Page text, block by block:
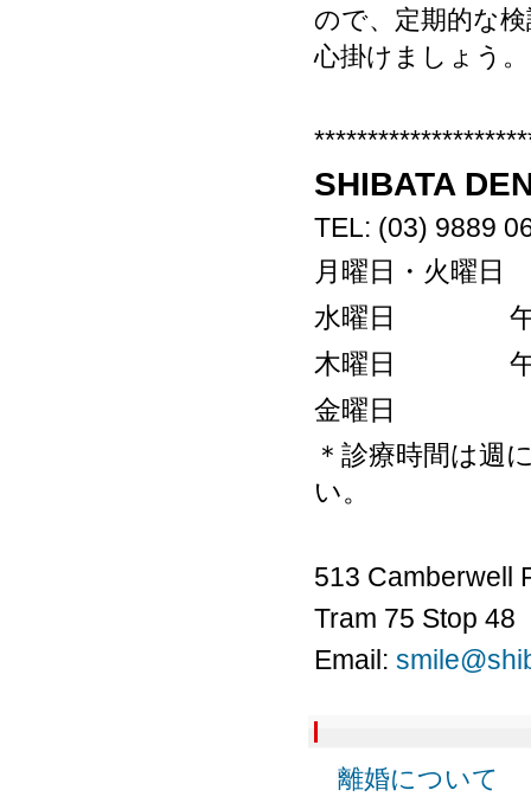
ので、定期的な
心掛けましょう。
SHIBATA
TEL: (03) 9889
月曜日・火曜日
水曜日
木曜日
金曜日
＊診療時間は週
い。
513 Camberwell
Tram 75 Stop 48
Email:
離婚について